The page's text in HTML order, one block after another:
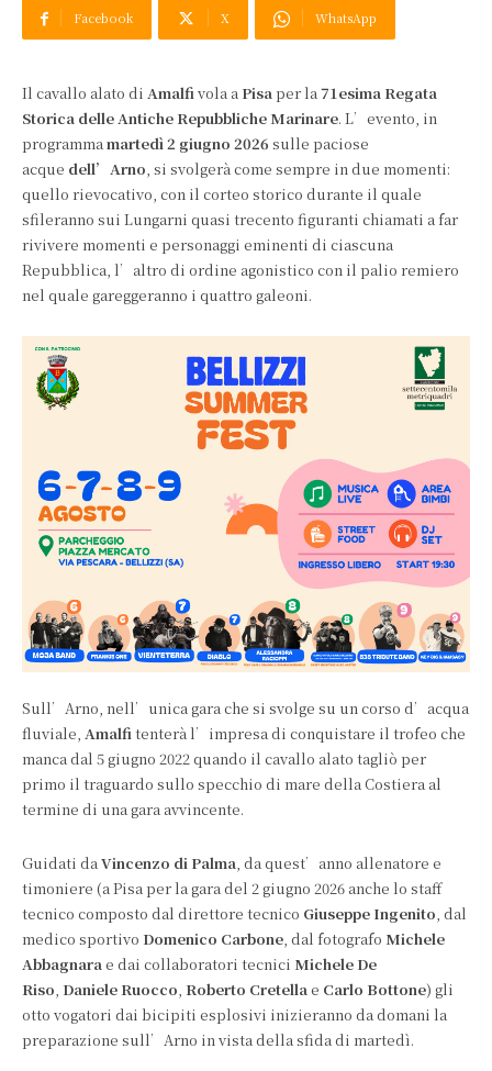
Facebook X WhatsApp
Il cavallo alato di Amalfivola a Pisaper la71esima Regata
Storica delle Antiche Repubbliche Marinare. L’evento, in
programmamartedì 2 giugno 2026 sulle paciose
acque dell’Arno, si svolgerà come sempre in due momenti:
quello rievocativo, con il corteo storico durante il quale
sfileranno sui Lungarni quasi trecento figuranti chiamati a far
rivivere momenti e personaggi eminenti di ciascuna
Repubblica, l’altro di ordine agonistico con il palio remiero
nel quale gareggeranno i quattro galeoni.
Sull’Arno, nell’unica gara che si svolge su un corso d’acqua
fluviale, Amalfitenterà l’impresa di conquistare il trofeo che
manca dal 5 giugno 2022 quando il cavallo alato tagliò per
primo il traguardo sullo specchio di mare della Costiera al
termine di una gara avvincente.
Guidati daVincenzo di Palma, da quest’anno allenatore e
timoniere (a Pisa per la gara del 2 giugno 2026 anche lo staff
tecnico composto dal direttore tecnico Giuseppe Ingenito, dal
medico sportivo Domenico Carbone, dal fotografo Michele
Abbagnarae dai collaboratori tecnici Michele De
Riso, Daniele Ruocco, Roberto Cretellae Carlo Bottone) gli
otto vogatori dai bicipiti esplosivi inizieranno da domani la
preparazione sull’Arno in vista della sfida di martedì.